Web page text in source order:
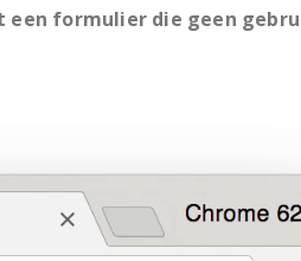
een formulier die geen